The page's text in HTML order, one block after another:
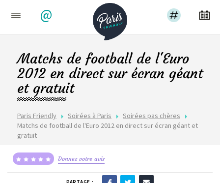
@
Paris Friendly Soirées à Paris
Soirées pas chères
Matchs de football de l'Euro 2012 en direct sur écran géant et
gratuit
Matchs de football de l'Euro
2012 en direct sur écran géant
et gratuit
Donnez votre avis